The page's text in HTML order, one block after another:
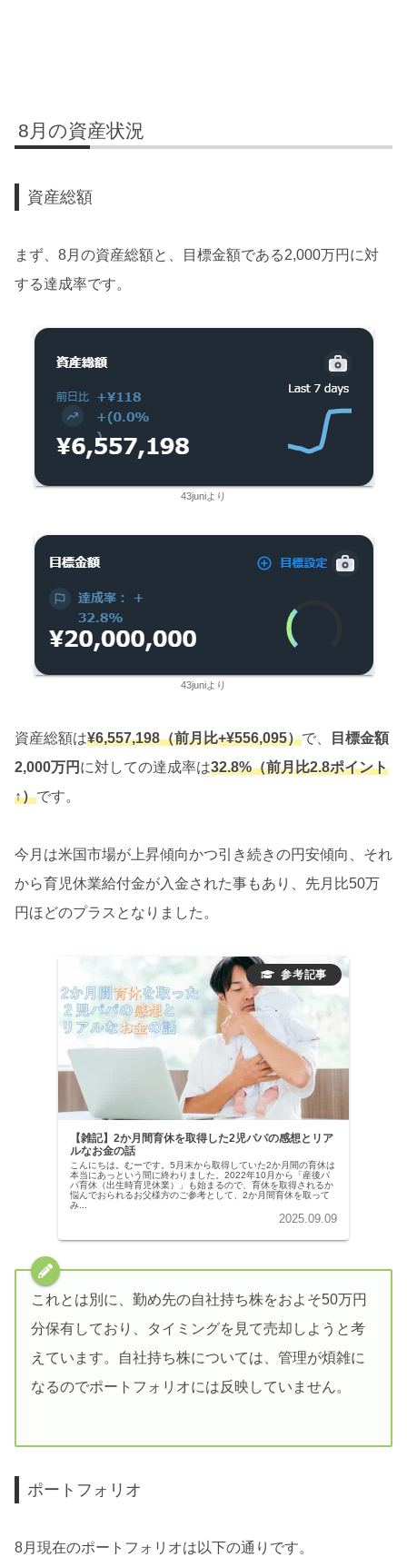
8月の資産状況
資産総額
まず、8月の資産総額と、目標金額である2,000万円に対
する達成率です。
43juniより
43juniより
資産総額は¥6,557,198（前月比+¥556,095）で、
目標金額
2,000万円 に対しての達成率は32.8%（前月比2.8ポイント
↑）です。
今月は米国市場が上昇傾向かつ引き続きの円安傾向、それ
から育児休業給付金が入金された事もあり、先月比50万
円ほどのプラスとなりました。
【雑記】2か月間育休を取得した2児パパの感想とリア
ルなお金の話
こんにちは。むーです。5月末から取得していた2か月間の育休は
本当にあっという間に終わりました。2022年10月から「産後パ
パ育休（出生時育児休業）」も始まるので、育休を取得されるか
悩んでおられるお父様方のご参考として、2か月間育休を取って
み...
2025.09.09
これとは別に、勤め先の自社持ち株をおよそ50万円
分保有しており、タイミングを見て売却しようと考
えています。自社持ち株については、管理が煩雑に
なるのでポートフォリオには反映していません。
ポートフォリオ
8月現在のポートフォリオは以下の通りです。